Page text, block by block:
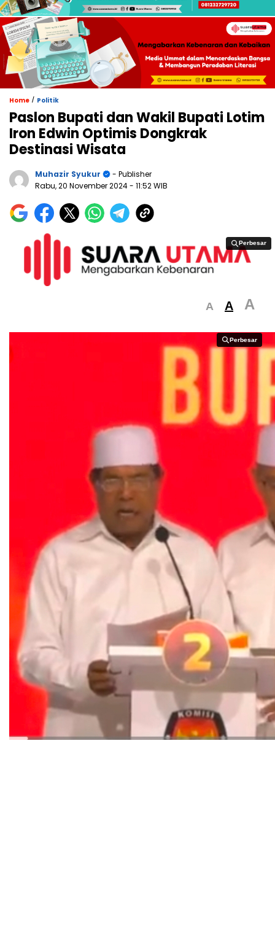
Home / Politik
Paslon Bupati dan Wakil Bupati Lotim
Iron Edwin Optimis Dongkrak
Destinasi Wisata
Muhazir Syukur
- Publisher
Rabu, 20 November 2024- 11:52 WIB
Perbesar
Perbesar
A A A
Perbesar
Perbesar